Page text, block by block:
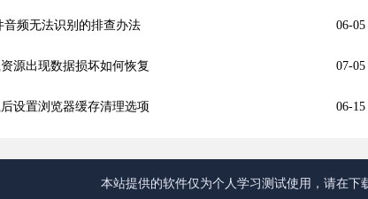
音频无法识别的排查办法 06-05
源出现数据损坏如何恢复 07-05
设置浏览器缓存清理选项 06-15
本站提供的软件仅为个人学习测试使用，请在下